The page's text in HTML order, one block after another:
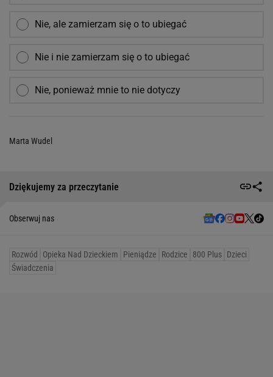
Nie, ale zamierzam się o to ubiegać
Nie i nie zamierzam się o to ubiegać
Nie, ponieważ mnie to nie dotyczy
Marta Wudel
Dziękujemy za przeczytanie
Obserwuj nas
Rozwód Opieka Nad Dzieckiem Pieniądze Rodzice 800 Plus Dzieci
Świadczenia